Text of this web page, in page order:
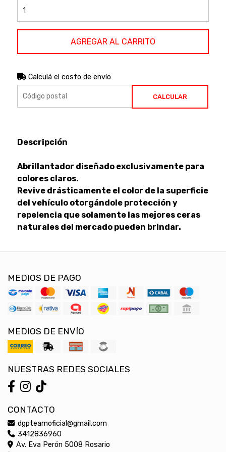
AGREGAR AL CARRITO
Calculá el costo de envío
CALCULAR
Descripción
Abrillantador diseñado exclusivamente para
colores claros.
Revive drásticamente el color de la superficie
del vehículo otorgándole protección y
repelencia que solamente las mejores ceras
naturales del mercado pueden brindar.
MEDIOS DE PAGO
MEDIOS DE ENVÍO
NUESTRAS REDES SOCIALES
CONTACTO
dgpteamoficial@gmail.com
3412836960
Av. Eva Perón 5008 Rosario